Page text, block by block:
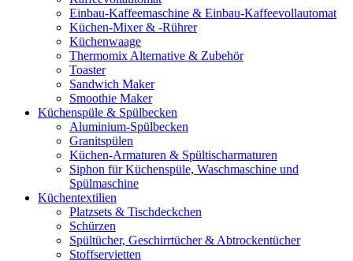
Einbau-Kaffeemaschine & Einbau-Kaffeevollautomat
Küchen-Mixer & -Rührer
Küchenwaage
Thermomix Alternative & Zubehör
Toaster
Sandwich Maker
Smoothie Maker
Küchenspüle & Spülbecken
Aluminium-Spülbecken
Granitspülen
Küchen-Armaturen & Spültischarmaturen
Siphon für Küchenspüle, Waschmaschine und
Spülmaschine
Küchentextilien
Platzsets & Tischdeckchen
Schürzen
Spültücher, Geschirrtücher & Abtrockentücher
Stoffservietten